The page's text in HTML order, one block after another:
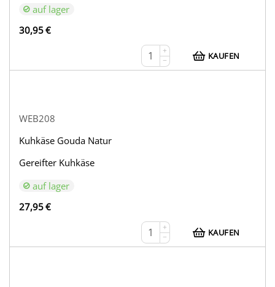
auf lager
30,95€
+
−
KAUFEN
WEB208
Kuhkäse Gouda Natur
Gereifter Kuhkäse
auf lager
27,95€
+
−
KAUFEN